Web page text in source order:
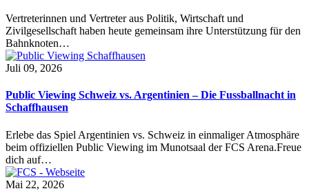
Vertreterinnen und Vertreter aus Politik, Wirtschaft und
Zivilgesellschaft haben heute gemeinsam ihre Unterstützung für den
Bahnknoten…
Juli 09, 2026
Public Viewing Schweiz vs. Argentinien – Die Fussballnacht in
Schaffhausen
Erlebe das Spiel Argentinien vs. Schweiz in einmaliger Atmosphäre
beim offiziellen Public Viewing im Munotsaal der FCS Arena.Freue
dich auf…
Mai 22, 2026